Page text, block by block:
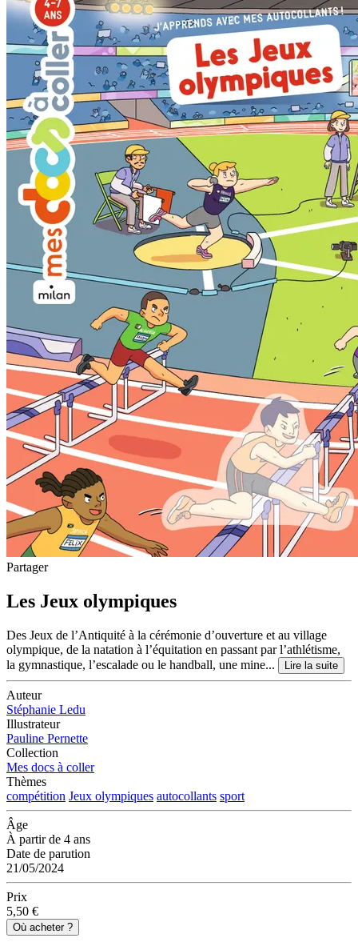
Partager
Les Jeux olympiques
Des Jeux de l’Antiquité à la cérémonie d’ouverture et au village
olympique, de la natation à l’équitation en passant par l’athlétisme,
la gymnastique, l’escalade ou le handball, une mine...
Lire la suite
Auteur
Stéphanie Ledu
Illustrateur
Pauline Pernette
Collection
Mes docs à coller
Thèmes
compétition Jeux olympiques autocollants sport
Âge
À partir de 4 ans
Date de parution
21/05/2024
Prix
5,50 €
Où acheter ?